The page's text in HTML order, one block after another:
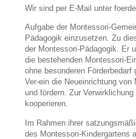
Wir sind per E-Mail unter
Aufgabe der Montessori-
Pädagogik einzusetzen. Zu
der Montessori-Pädagogik. Er
die bestehenden Montessori-
ohne besonderen
Ver-ein die Neueinrichtung
und fördern. Zur
kooperieren.
Im Rahmen ihrer
des Montessori-Kindergartens